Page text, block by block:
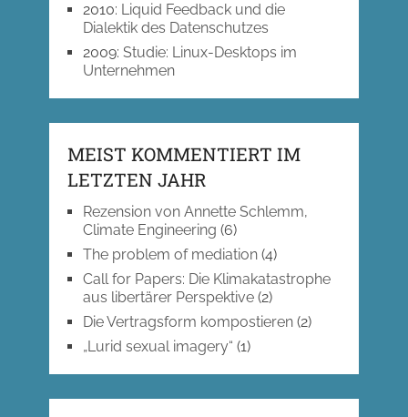
2010: Liquid Feedback und die
Dialektik des Datenschutzes
2009: Studie: Linux-Desktops im
Unternehmen
MEIST KOMMENTIERT IM
LETZTEN JAHR
Rezension von Annette Schlemm,
Climate Engineering (6)
The problem of mediation(4)
Call for Papers: Die Klimakatastrophe
aus libertärer Perspektive(2)
Die Vertragsform kompostieren(2)
„Lurid sexual imagery“ (1)